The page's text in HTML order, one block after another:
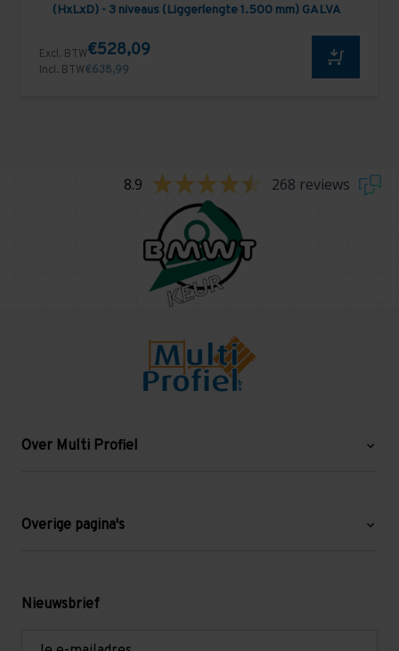
(HxLxD) - 3 niveaus (Liggerlengte 1.500 mm) GALVA
Excl. BTW€528,09
Incl. BTW€638,99
8.9 268 reviews
Over Multi Profiel
Blog
Levering en afhalen
Overige pagina's
Mezzanine
Nieuwsbrief